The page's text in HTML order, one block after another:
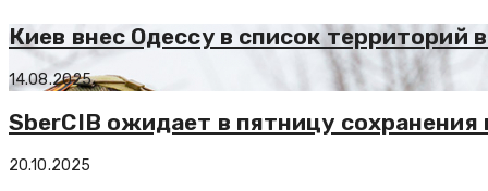
Киев внес Одессу в список
14.08.2025
SberCIB ожидает в пятницу
20.10.2025